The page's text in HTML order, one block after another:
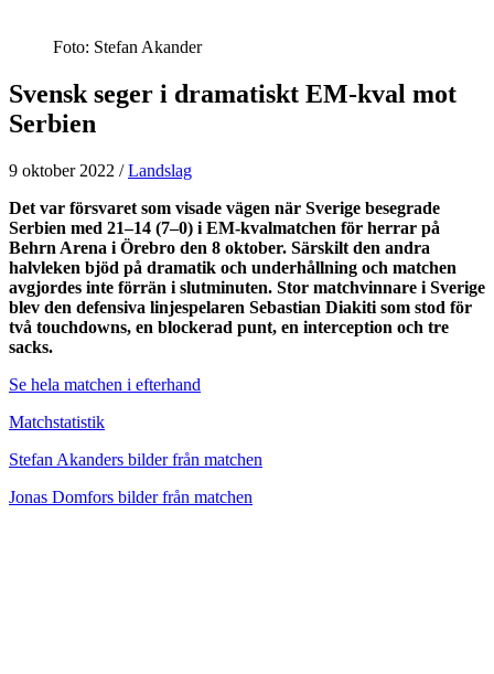
Foto: Stefan Akander
Svensk seger i dramatiskt EM-kval mot
Serbien
9 oktober 2022 /Landslag
Det var försvaret som visade vägen när Sverige besegrade
Serbien med 21–14 (7–0) i EM-kvalmatchen för herrar på
Behrn Arena i Örebro den 8 oktober. Särskilt den andra
halvleken bjöd på dramatik och underhållning och matchen
avgjordes inte förrän i slutminuten. Stor matchvinnare i Sverige
blev den defensiva linjespelaren Sebastian Diakiti som stod för
två touchdowns, en blockerad punt, en interception och tre
sacks.
Se hela matchen i efterhand
Matchstatistik
Stefan Akanders bilder från matchen
Jonas Domfors bilder från matchen